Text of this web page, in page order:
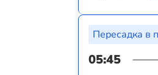
Пересадка в
05:45